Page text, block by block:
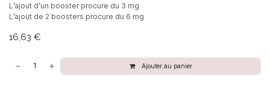
L’ajout d’un booster procure du 3 mg
L’ajout de 2 boosters procure du 6 mg
16,63 €
Ajouter au panier